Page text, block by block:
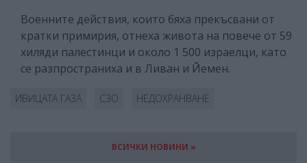
Военните действия, които бяха прекъсвани от
кратки примирия, отнеха живота на повече от 59
хиляди палестинци и около 1 500 израелци, като
се разпространиха и в Ливан и Йемен.
ИВИЦАТА ГАЗА СЗО НЕДОХРАНВАНЕ
ВСИЧКИ НОВИНИ »